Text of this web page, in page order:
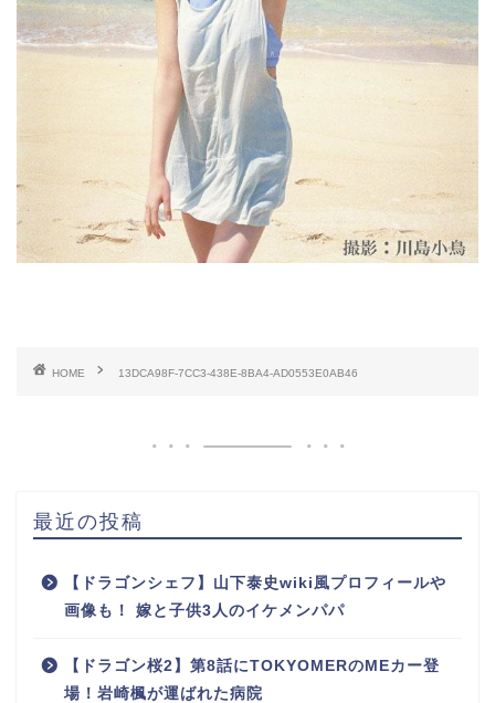
HOME 13DCA98F-7CC3-438E-8BA4-AD0553E0AB46
最近の投稿
【ドラゴンシェフ】山下泰史wiki風プロフィールや
画像も！ 嫁と子供3人のイケメンパパ
【ドラゴン桜2】第8話にTOKYOMERのMEカー登
場！岩崎楓が運ばれた病院